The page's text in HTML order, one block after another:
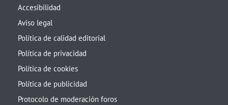
Accesibilidad
Aviso legal
Política de calidad editorial
Política de privacidad
Política de cookies
Política de publicidad
Protocolo de moderación foros